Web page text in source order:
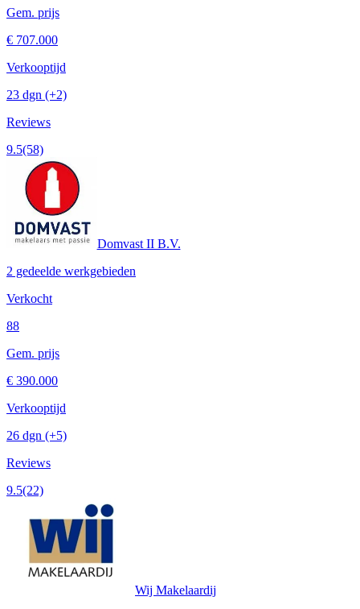
Gem. prijs
€ 707.000
Verkooptijd
23 dgn (+2)
Reviews
9.5(58)
Domvast II B.V.
2 gedeelde werkgebieden
Verkocht
88
Gem. prijs
€ 390.000
Verkooptijd
26 dgn (+5)
Reviews
9.5(22)
Wij Makelaardij